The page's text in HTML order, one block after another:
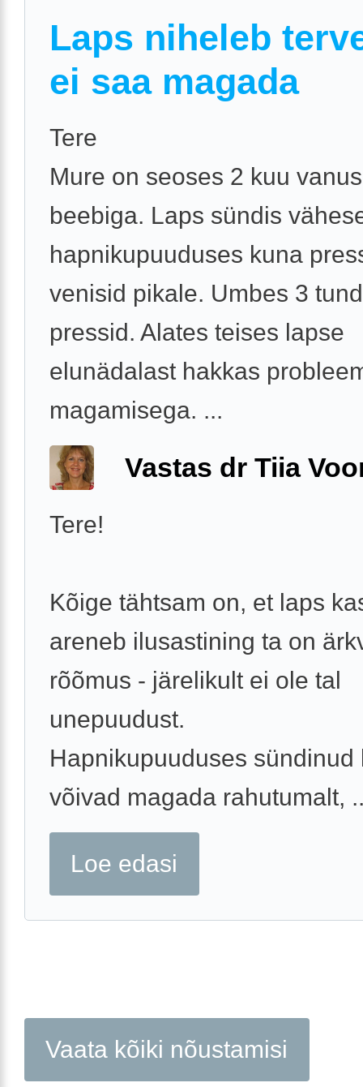
Laps niheleb
ei saa magada
Tere
Mure on seoses 2 kuu
beebiga. Laps sündis
hapnikupuuduses kuna
venisid pikale. Umbes 3
pressid. Alates teises lapse
elunädalast hakkas
magamisega. ...
Vastas dr Tiia
Tere!
Kõige tähtsam on, et laps
areneb ilusastining ta on
rõõmus - järelikult ei ole tal
unepuudust.
Hapnikupuuduses sündinud
võivad magada rahutumalt,
Loe edasi
Vaata kõiki nõustamisi